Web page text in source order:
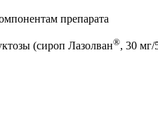
препарата
(сироп Лазолван®, 30 мг/